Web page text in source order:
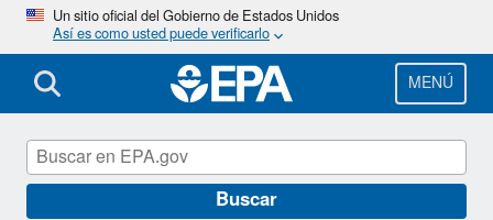
Pasar
al
contenido
principal
Un sitio oficial del Gobierno de Estados Unidos
Así es como usted puede verificarlo
MENÚ
Buscar
Plomo